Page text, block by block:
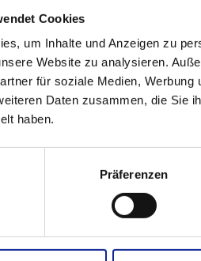
Cookies
um Inhalte und Anzeigen zu
Website zu analysieren.
für soziale Medien,
Daten zusammen, die Sie
haben.
Präferenzen